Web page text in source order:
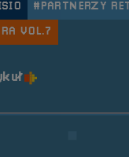
#PARTNERZY
VOL.7
o tytule Partner